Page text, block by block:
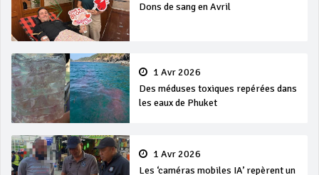
Dons de sang en Avril
1 Avr 2026
Des méduses toxiques repérées dans
les eaux de Phuket
1 Avr 2026
Les ‘caméras mobiles IA’ repèrent un